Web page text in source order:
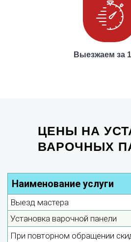
Выезжаем за
ЦЕНЫ НА
ВАРОЧНЫХ
Наименование услуги
Выезд мастера
Установка варочной панели
При повторном обращении